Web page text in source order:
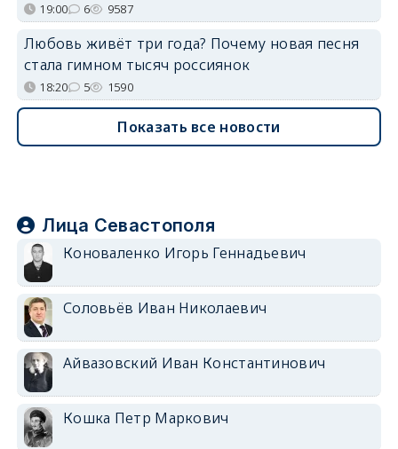
19:00 6 9587
Любовь живёт три года? Почему новая песня
стала гимном тысяч россиянок
18:20 5 1590
Показать все новости
Лица Севастополя
Коноваленко Игорь Геннадьевич
Соловьёв Иван Николаевич
Айвазовский Иван Константинович
Кошка Петр Маркович